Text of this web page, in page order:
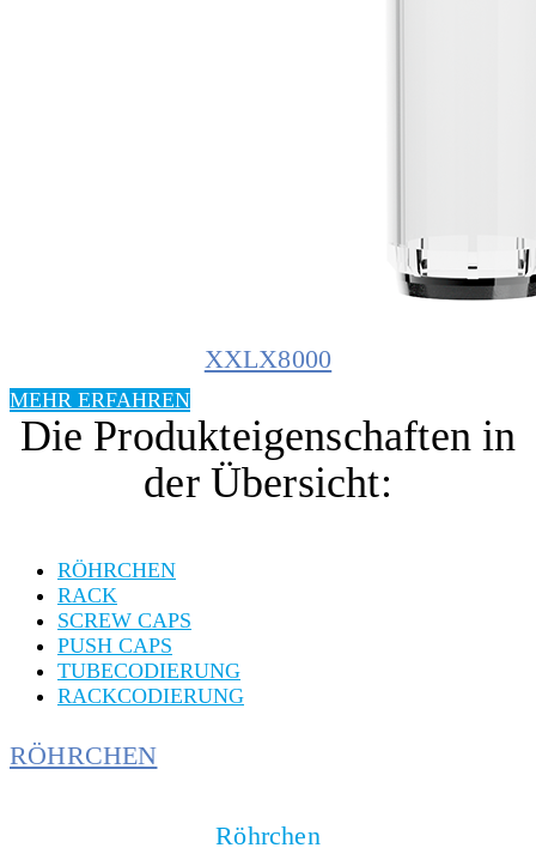
XXLX8000
MEHR ERFAHREN
Die Produkteigenschaften in
der Übersicht:
RÖHRCHEN
RACK
SCREW CAPS
PUSH CAPS
TUBECODIERUNG
RACKCODIERUNG
RÖHRCHEN
Röhrchen